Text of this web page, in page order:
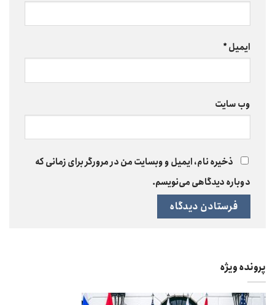
ایمیل*
وب‌ سایت
ذخیره نام، ایمیل و وبسایت من در مرورگر برای زمانی که
دوباره دیدگاهی می‌نویسم.
پرونده ویژه